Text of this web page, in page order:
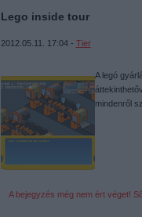
Lego inside tour
2012.05.11. 17:04 - Tier
A legó
mindenről
A bejegyzés még nem ért véget!